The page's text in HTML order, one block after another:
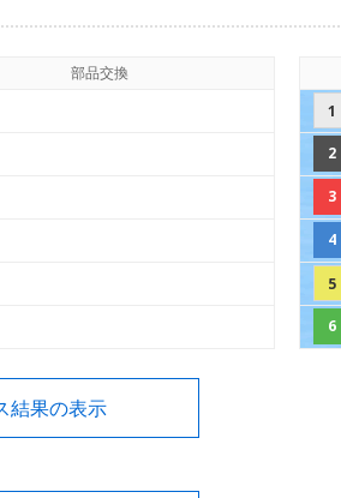
部品交換
1
2
3
4
5
6
結果の表示